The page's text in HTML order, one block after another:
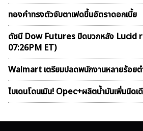
ทองคำทรงตัวจับตาเฟดขึ้นอัตราดอกเบี้ย
ดัชนี Dow Futures ปิดบวกหลัง Lucid
07:26PM ET)
Walmart เตรียมปลดพนักงานหลายร้อย
ไบเดนโดนเมิน! Opec+ผลิตน้ำมันเพิ่มนิดเ